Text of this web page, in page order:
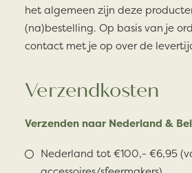
het algemeen zijn deze
(na)bestelling. Op basis van je
contact met je op over de
Verzendkosten
Verzenden naar Nederland &
Nederland tot €100,- €6,95